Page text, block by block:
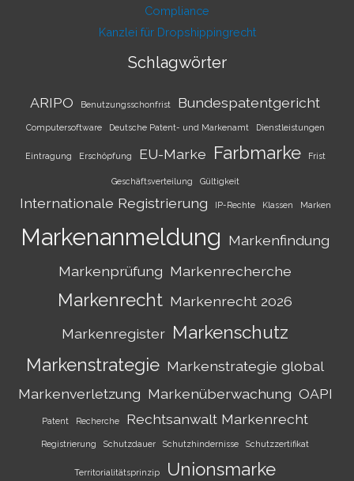
Compliance
Kanzlei für Dropshippingrecht
Schlagwörter
ARIPO Benutzungsschonfrist Bundespatentgericht
Computersoftware Deutsche Patent- und Markenamt Dienstleistungen
Eintragung Erschöpfung EU-Marke Farbmarke Frist
Geschäftsverteilung Gültigkeit
Internationale Registrierung IP-Rechte Klassen Marken
Markenanmeldung Markenfindung
Markenprüfung Markenrecherche
Markenrecht Markenrecht 2026
Markenregister Markenschutz
Markenstrategie Markenstrategie global
Markenverletzung Markenüberwachung OAPI
Patent Recherche Rechtsanwalt Markenrecht
Registrierung Schutzdauer Schutzhindernisse Schutzzertifikat
Territorialitätsprinzip Unionsmarke